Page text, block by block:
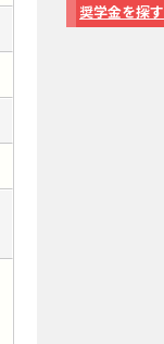
奨学金を探す